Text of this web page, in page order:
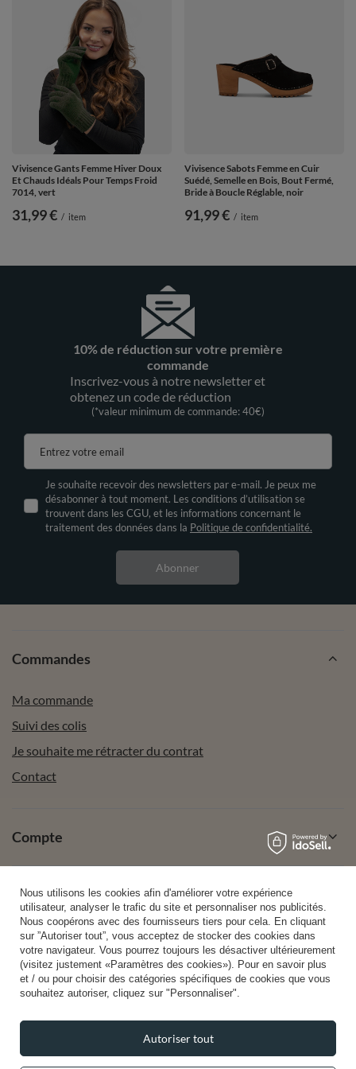
Vivisence Gants Femme Hiver Doux
Et Chauds Idéals Pour Temps Froid
7014, vert
31,99 € / item
Vivisence Sabots Femme en Cuir
Suédé, Semelle en Bois, Bout Fermé,
Bride à Boucle Réglable, noir
91,99 € / item
10% de réduction sur votre première
commande
Inscrivez-vous à notre newsletter et
obtenez un code de réduction
(*valeur minimum de commande: 40€)
Entrez votre email
Je souhaite recevoir des newsletters par e-mail. Je peux me
désabonner à tout moment. Les conditions d’utilisation se
trouvent dans les CGU, et les informations concernant le
traitement des données dans la Politique de confidentialité.
Abonner
Commandes
Ma commande
Suivi des colis
Je souhaite me rétracter du contrat
Contact
Compte
Aide
Info
+49 32 2210 915 31 (allemand/anglais) lun-ven 8h00-16h00
contact@vivisence.com
Nous utilisons les cookies afin d'améliorer votre expérience
utilisateur, analyser le trafic du site et personnaliser nos publicités.
Nous coopérons avec des fournisseurs tiers pour cela. En cliquant
sur ”Autoriser tout”, vous acceptez de stocker des cookies dans
votre navigateur. Vous pourrez toujours les désactiver ultérieurement
(visitez justement «Paramètres des cookies»). Pour en savoir plus
et / ou pour choisir des catégories spécifiques de cookies que vous
souhaitez autoriser, cliquez sur "Personnaliser".
Autoriser tout